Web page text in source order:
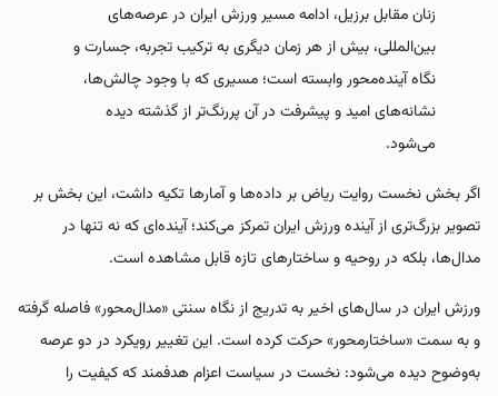
زنان مقابل برزیل، ادامه مسیر ورزش ایران در عرصه‌های
بین‌المللی، بیش از هر زمان دیگری به ترکیب تجربه، جسارت و
نگاه آینده‌محور وابسته است؛ مسیری که با وجود چالش‌ها،
نشانه‌های امید و پیشرفت در آن پررنگ‌تر از گذشته دیده
می‌شود.
اگر بخش نخست روایت ریاض بر داده‌ها و آمارها تکیه داشت، این بخش بر
تصویر بزرگ‌تری از آینده ورزش ایران تمرکز می‌کند؛ آینده‌ای که نه تنها در
مدال‌ها، بلکه در روحیه و ساختارهای تازه قابل مشاهده است.
ورزش ایران در سال‌های اخیر به تدریج از نگاه سنتی «مدال‌محور» فاصله گرفته
و به سمت «ساختارمحور» حرکت کرده است. این تغییر رویکرد در دو عرصه
به‌وضوح دیده می‌شود: نخست در سیاست اعزام هدفمند که کیفیت را